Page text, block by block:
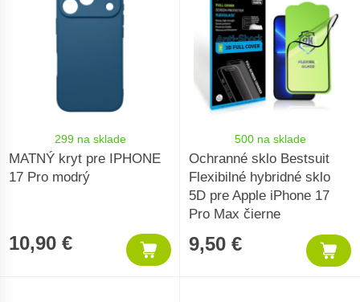
299 na sklade
MATNÝ kryt pre IPHONE
17 Pro modrý
10,90 €
500 na sklade
Ochranné sklo Bestsuit
Flexibilné hybridné sklo
5D pre Apple iPhone 17
Pro Max čierne
9,50 €